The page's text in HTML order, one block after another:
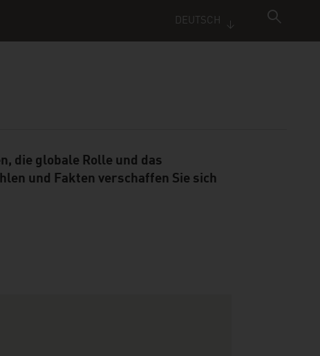
DEUTSCH
die globale Rolle und das
und Fakten verschaffen Sie sich